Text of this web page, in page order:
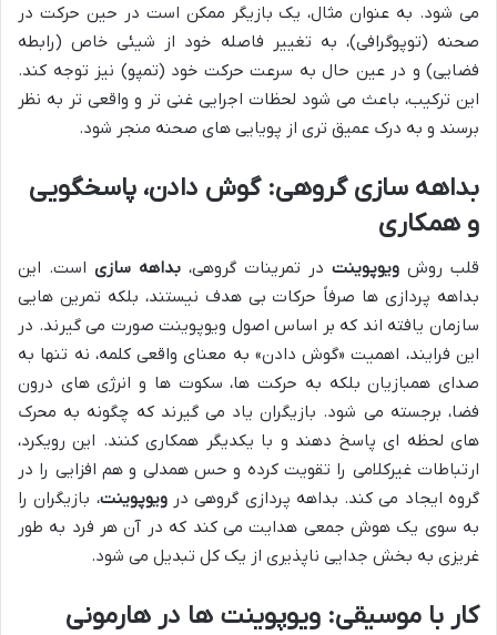
می شود. به عنوان مثال، یک بازیگر ممکن است در حین حرکت در
صحنه (توپوگرافی)، به تغییر فاصله خود از شیئی خاص (رابطه
فضایی) و در عین حال به سرعت حرکت خود (تمپو) نیز توجه کند.
این ترکیب، باعث می شود لحظات اجرایی غنی تر و واقعی تر به نظر
برسند و به درک عمیق تری از پویایی های صحنه منجر شود.
بداهه سازی گروهی: گوش دادن، پاسخگویی
و همکاری
قلب روش ویوپوینت در تمرینات گروهی، بداهه سازی است. این
بداهه پردازی ها صرفاً حرکات بی هدف نیستند، بلکه تمرین هایی
سازمان یافته اند که بر اساس اصول ویوپوینت صورت می گیرند. در
این فرایند، اهمیت «گوش دادن» به معنای واقعی کلمه، نه تنها به
صدای همبازیان بلکه به حرکت ها، سکوت ها و انرژی های درون
فضا، برجسته می شود. بازیگران یاد می گیرند که چگونه به محرک
های لحظه ای پاسخ دهند و با یکدیگر همکاری کنند. این رویکرد،
ارتباطات غیرکلامی را تقویت کرده و حس همدلی و هم افزایی را در
گروه ایجاد می کند. بداهه پردازی گروهی درویوپوینت، بازیگران را
به سوی یک هوش جمعی هدایت می کند که در آن هر فرد به طور
غریزی به بخش جدایی ناپذیری از یک کل تبدیل می شود.
کار با موسیقی: ویوپوینت ها در هارمونی